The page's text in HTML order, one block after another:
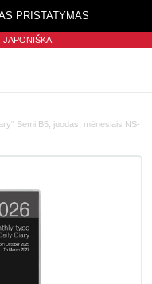
PRISTATYMAS
JAPONIŠKA
Semi B5, juodas, mėnesiais NS-